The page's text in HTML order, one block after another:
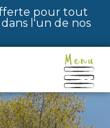
pour tout
l'un de nos